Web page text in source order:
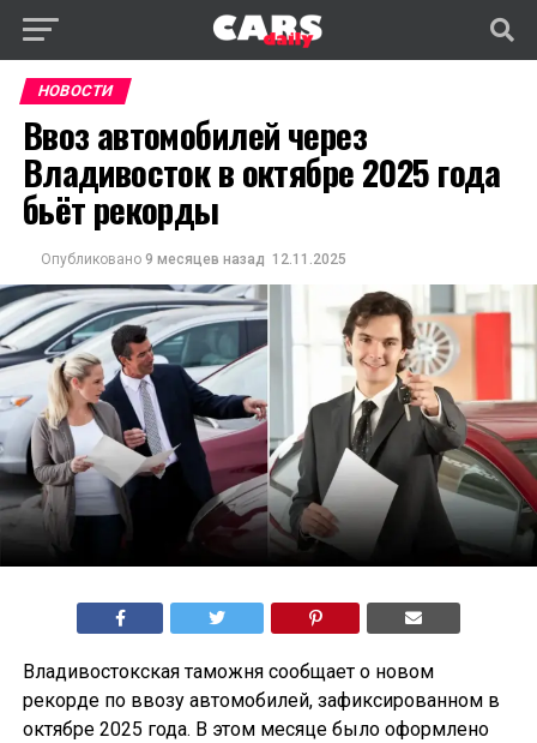
НОВОСТИ
Ввоз автомобилей через
Владивосток в октябре 2025 года
бьёт рекорды
Опубликовано 9 месяцев назад 12.11.2025
Владивостокская таможня сообщает о новом
рекорде по ввозу автомобилей, зафиксированном в
октябре 2025 года. В этом месяце было оформлено